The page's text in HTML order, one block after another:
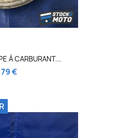
À CARBURANT...
€